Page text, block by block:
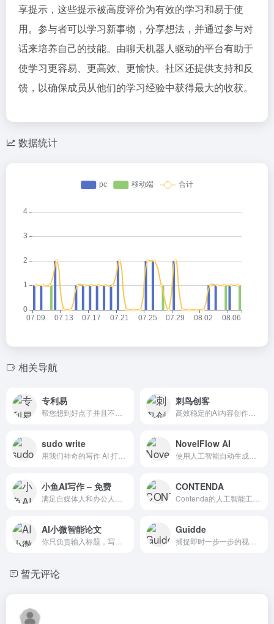
享提示，这些提示被高度评价为有效的学习和易于使
用。参与者可以学习新事物，分享想法，并通过参与对
话来培养自己的技能。由聊天机器人驱动的平台有助于
使学习更容易、更高效、更愉快。社区还提供支持和反
馈，以确保成员从他们的学习经验中获得最大的收获。
数据统计
相关导航
专利易 刺鸟创客
sudo write NovelFlow AI
小鱼AI写作 – 免费 CONTENDA
AI小微智能论文 Guidde
暂无评论